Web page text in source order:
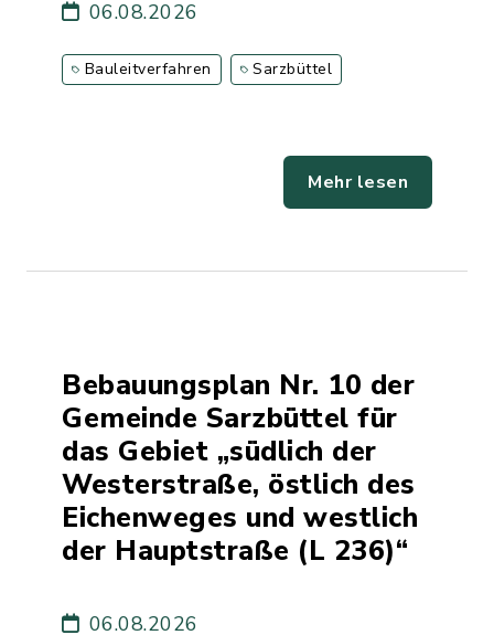
06.08.2026
Bauleitverfahren Sarzbüttel
Mehr lesen
Bebauungsplan Nr. 10 der
Gemeinde Sarzbüttel für
das Gebiet „südlich der
Westerstraße, östlich des
Eichenweges und westlich
der Hauptstraße (L 236)“
06.08.2026